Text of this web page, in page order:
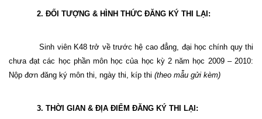
2. ĐỐI TƯỢNG & HÌNH THỨC ĐĂNG KÝ THI LẠI:
Sinh viên K48 trở về trước hệ cao đẳng, đại học chính quy thi
chưa đạt các học phần môn học của học kỳ 2 năm học 2009 – 2010:
Nộp đơn đăng ký môn thi, ngày thi, kíp thi (theo mẫu gửi kèm)
3. THỜI GIAN & ĐỊA ĐIỂM ĐĂNG KÝ THI LẠI: